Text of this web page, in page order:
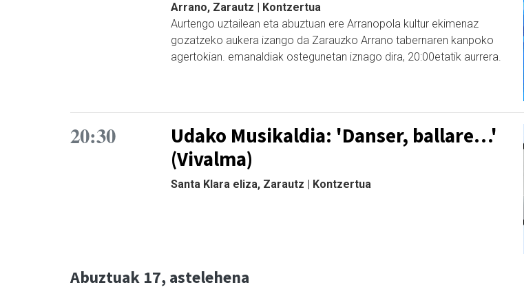
Arrano, Zarautz | Kontzertua
Aurtengo uztailean eta abuztuan ere Arranopola kultur ekimenaz
gozatzeko aukera izango da Zarauzko Arrano tabernaren kanpoko
agertokian. emanaldiak ostegunetan iznago dira, 20:00etatik aurrera.
20:30
Udako Musikaldia: 'Danser, ballare…'
(Vivalma)
Santa Klara eliza, Zarautz | Kontzertua
Abuztuak 17, astelehena